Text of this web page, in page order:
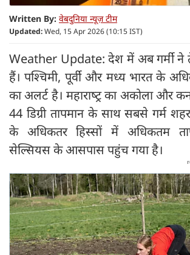
Written By: वेबदुनिया न्यूज़ टीम
Updated:Wed, 15 Apr 2026 (10:15 IST)
Weather Update: देश में अब गर्मी ने
हैं। पश्चिमी, पूर्वी और मध्य भारत के
का अलर्ट है। महाराष्‍ट्र का अकोला और
44 डिग्री तापमान के साथ सबसे गर्म
के अधिकतर हिस्सों में अधिकतम
सेल्सियस के आसपास पहुंच गया है।